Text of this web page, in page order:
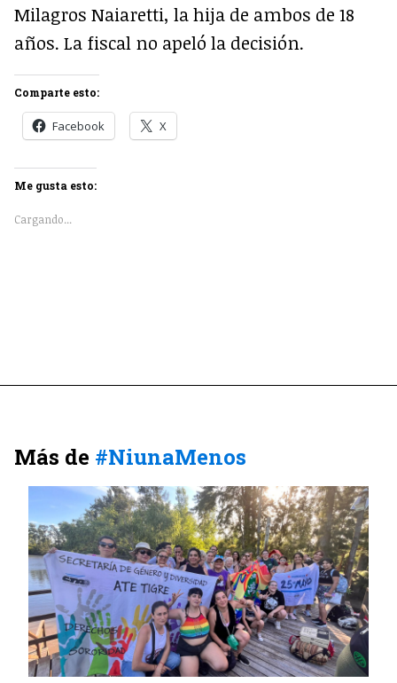
Milagros Naiaretti, la hija de ambos de 18
años. La fiscal no apeló la decisión.
Comparte esto:
Facebook X
Me gusta esto:
Cargando...
Más de #NiunaMenos